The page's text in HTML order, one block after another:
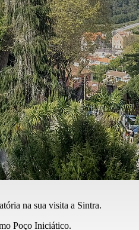
na sua visita a Sintra.
Poço Iniciático.